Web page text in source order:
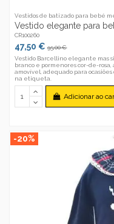
Vestidos de batizado para bebé
Vestido elegante para
CR100260
47,50 €95,00 €
Vestido Barcellino elegante mas
branco e pormenores cor-de-
amovível, adequado para
na etiqueta.
Adicionar ao
-20%